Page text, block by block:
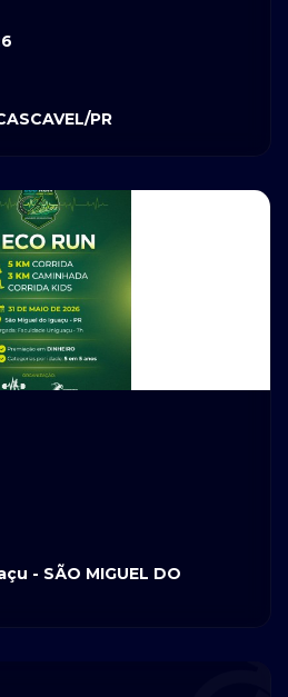
PR
- SÃO MIGUEL DO